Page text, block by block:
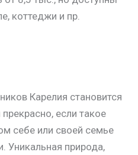
коттеджи и пр.
Карелия становится
если такое
себе или своей семье
Уникальная природа,